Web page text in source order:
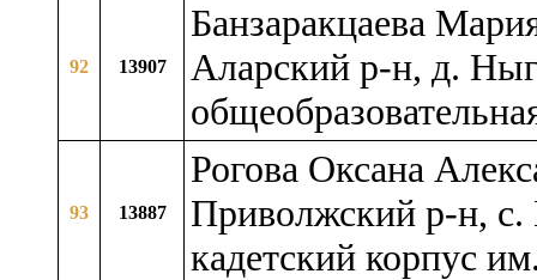
92 13907
Банзаракцаева
Аларский р-н, д.
93 13887
Рогова Оксана
Приволжский р-н,
кадетский корпус